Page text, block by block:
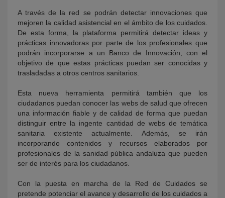
A través de la red se podrán detectar innovaciones que
mejoren la calidad asistencial en el ámbito de los cuidados.
De esta forma, la plataforma permitirá detectar ideas y
prácticas innovadoras por parte de los profesionales que
podrán incorporarse a un Banco de Innovación, con el
objetivo de que estas prácticas puedan ser conocidas y
trasladadas a otros centros sanitarios.
Esta nueva herramienta permitirá también que los
ciudadanos puedan conocer las webs de salud que ofrecen
una información fiable y de calidad de forma que puedan
distinguir entre la ingente cantidad de webs de temática
sanitaria existente actualmente. Además, se irán
incorporando contenidos y recursos elaborados por
profesionales de la sanidad pública andaluza que pueden
ser de interés para los ciudadanos.
Con la puesta en marcha de la Red de Cuidados se
pretende potenciar el avance y desarrollo de los cuidados a